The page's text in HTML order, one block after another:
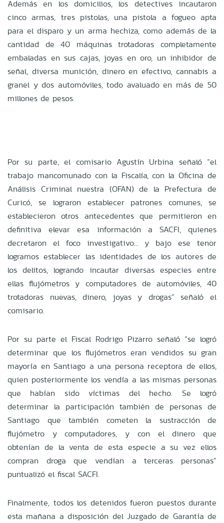
Además en los domicilios, los detectives incautaron
cinco armas, tres pistolas, una pistola a fogueo apta
para el disparo y un arma hechiza, como además de la
cantidad de 40 máquinas trotadoras completamente
embaladas en sus cajas, joyas en oro, un inhibidor de
señal, diversa munición, dinero en efectivo, cannabis a
granel y dos automóviles, todo avaluado en más de 50
millones de pesos.
Por su parte, el comisario Agustín Urbina señaló “el
trabajo mancomunado con la Fiscalía, con la Oficina de
Análisis Criminal nuestra (OFAN) de la Prefectura de
Curicó, se lograron establecer patrones comunes, se
establecieron otros antecedentes que permitieron en
definitiva elevar esa información a SACFI, quienes
decretaron el foco investigativo… y bajo ese tenor
logramos establecer las identidades de los autores de
los delitos, logrando incautar diversas especies entre
ellas flujómetros y computadores de automóviles, 40
trotadoras nuevas, dinero, joyas y drogas” señaló el
comisario.
Por su parte el Fiscal Rodrigo Pizarro señaló “se logró
determinar que los flujómetros eran vendidos su gran
mayoría en Santiago a una persona receptora de ellos,
quien posteriormente los vendía a las mismas personas
que habían sido víctimas del hecho. Se logró
determinar la participación también de personas de
Santiago que también cometen la sustracción de
flujómetro y computadores, y con el dinero que
obtenían de la venta de esta especie a su vez ellos
compran droga que vendían a terceras personas”
puntualizó el fiscal SACFI.
Finalmente, todos los detenidos fueron puestos durante
esta mañana a disposición del Juzgado de Garantía de